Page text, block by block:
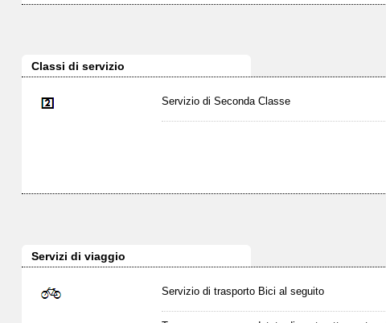
Classi di servizio
Servizio di Seconda Classe
Servizi di viaggio
Servizio di trasporto Bici al seguito